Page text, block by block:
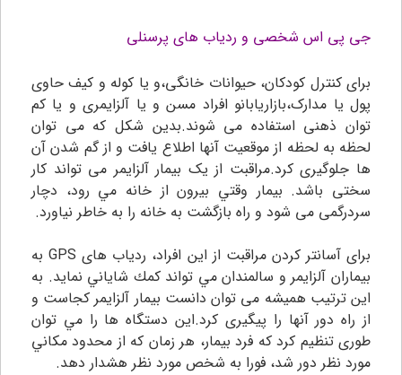
جی پی اس شخصی و ردیاب های پرسنلی
برای کنترل کودکان، حیوانات خانگی،و یا کوله و کیف حاوی
پول یا مدارک،بازاریابانو افراد مسن و یا آلزایمری و یا کم
توان ذهنی استفاده می شوند.بدین شکل که می توان
لحظه به لحظه از موقعیت آنها اطلاع یافت و از گم شدن آن
ها جلوگیری کرد.مراقبت از یک بیمار آلزایمر می تواند کار
سختی باشد. بیمار وقتي بیرون از خانه مي رود، دچار
سردرگمی می شود و راه بازگشت به خانه را به خاطر نیاورد.
برای آسانتر کردن مراقبت از اين افراد، ردیاب های GPS به
بيماران آلزایمر و سالمندان مي تواند كمك شاياني نمايد. به
این ترتیب همیشه می توان دانست بیمار آلزایمر کجاست و
از راه دور آنها را پیگیری کرد.اين دستگاه ها را مي توان
طوری تنظيم كرد كه فرد بيمار، هر زمان که از محدود مكاني
مورد نظر دور شد، فورا به شخص مورد نظر هشدار دهد.